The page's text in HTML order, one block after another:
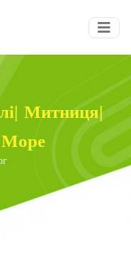
| Митниця|
Море